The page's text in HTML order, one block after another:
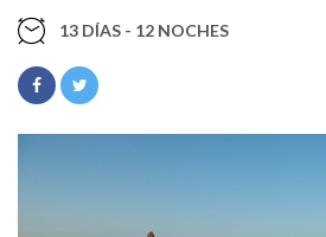
13 DÍAS - 12 NOCHES